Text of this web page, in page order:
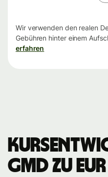
Wir verwenden den realen
Gebühren hinter einem
erfahren
GMD zu EUR